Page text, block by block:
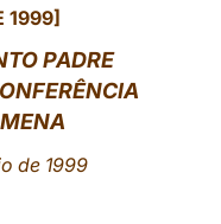
1999]
PADRE
de 1999